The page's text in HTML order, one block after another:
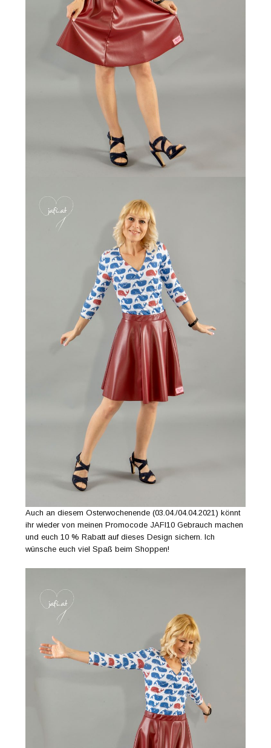
Auch an diesem Osterwochenende (03.04./04.04.2021) könnt
ihr wieder von meinen Promocode JAFI10 Gebrauch machen
und euch 10 % Rabatt auf dieses Design sichern. Ich
wünsche euch viel Spaß beim Shoppen!